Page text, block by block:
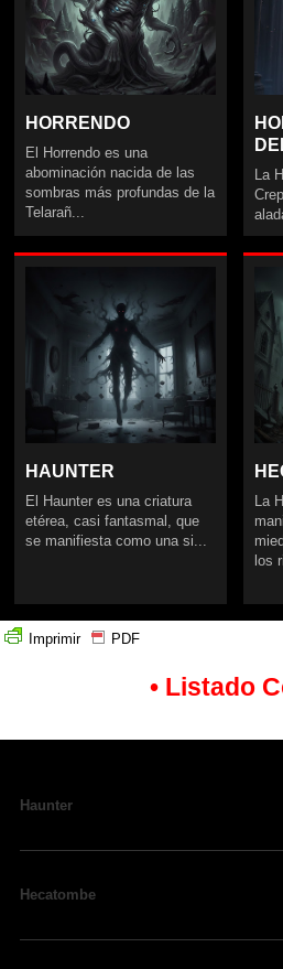
HORRENDO
El Horrendo es una
abominación nacida de las
sombras más profundas de la
Telarañ...
La
HAUNTER
El Haunter es una criatura
etérea, casi fantasmal, que
se manifiesta como una si...
La
los
Imprimir PDF
• Listado
Haunter
Hecatombe